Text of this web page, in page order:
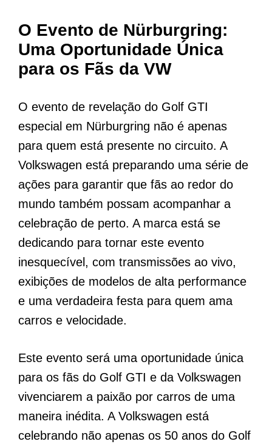
O Evento de Nürburgring:
Uma Oportunidade Única
para os Fãs da VW
O evento de revelação do Golf GTI
especial em Nürburgring não é apenas
para quem está presente no circuito. A
Volkswagen está preparando uma série de
ações para garantir que fãs ao redor do
mundo também possam acompanhar a
celebração de perto. A marca está se
dedicando para tornar este evento
inesquecível, com transmissões ao vivo,
exibições de modelos de alta performance
e uma verdadeira festa para quem ama
carros e velocidade.
Este evento será uma oportunidade única
para os fãs do Golf GTI e da Volkswagen
vivenciarem a paixão por carros de uma
maneira inédita. A Volkswagen está
celebrando não apenas os 50 anos do Golf